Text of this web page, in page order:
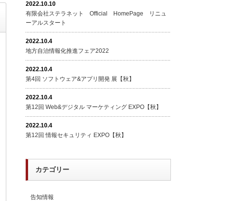
2022.10.10
有限会社ステラネット Official HomePage リニュ
ーアルスタート
2022.10.4
地方自治情報化推進フェア2022
2022.10.4
第4回 ソフトウェア&アプリ開発 展【秋】
2022.10.4
第12回 Web&デジタル マーケティング EXPO【秋】
2022.10.4
第12回 情報セキュリティ EXPO【秋】
カテゴリー
告知情報